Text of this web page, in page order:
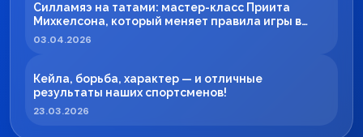
Силламяэ на татами: мастер-класс Приита
Михкелсона, который меняет правила игры в
регионе
03.04.2026
Кейла, борьба, характер — и отличные
результаты наших спортсменов!
23.03.2026